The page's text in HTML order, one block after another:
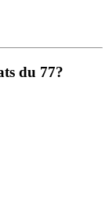
du 77?